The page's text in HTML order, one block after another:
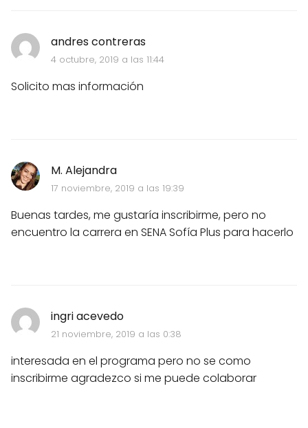
andres contreras
4 octubre, 2019 a las 11:44
Solicito mas información
M. Alejandra
17 noviembre, 2019 a las 19:39
Buenas tardes, me gustaría inscribirme, pero no
encuentro la carrera en SENA Sofía Plus para hacerlo
ingri acevedo
21 noviembre, 2019 a las 0:38
interesada en el programa pero no se como
inscribirme agradezco si me puede colaborar